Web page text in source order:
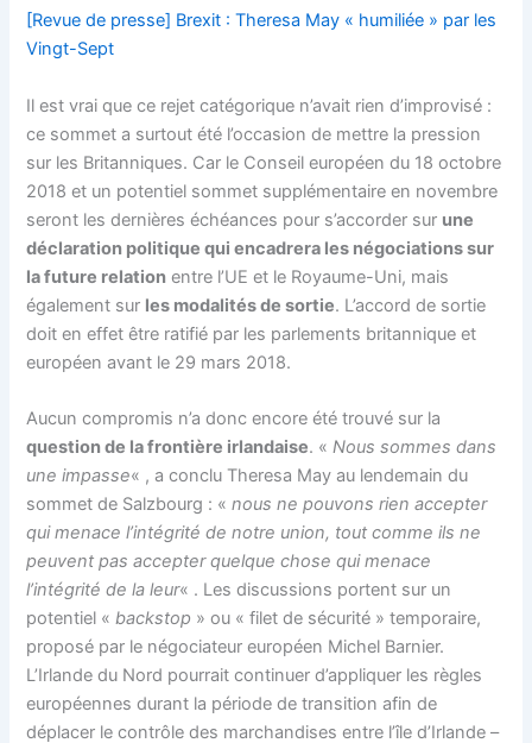
[Revue de presse] Brexit : Theresa May « humiliée » par les
Vingt-Sept
Il est vrai que ce rejet catégorique n’avait rien d’improvisé :
ce sommet a surtout été l’occasion de mettre la pression
sur les Britanniques. Car le Conseil européen du 18 octobre
2018 et un potentiel sommet supplémentaire en novembre
seront les dernières échéances pour s’accorder sur une
déclaration politique qui encadrera les négociations sur
la future relation entre l’UE et le Royaume-Uni, mais
également sur les modalités de sortie. L’accord de sortie
doit en effet être ratifié par les parlements britannique et
européen avant le 29 mars 2018.
Aucun compromis n’a donc encore été trouvé sur la
question de la frontière irlandaise. «Nous sommes dans
une impasse« , a conclu Theresa May au lendemain du
sommet de Salzbourg : «nous ne pouvons rien accepter
qui menace l’intégrité de notre union, tout comme ils ne
peuvent pas accepter quelque chose qui menace
l’intégrité de la leur« . Les discussions portent sur un
potentiel «backstop » ou « filet de sécurité » temporaire,
proposé par le négociateur européen Michel Barnier.
L’Irlande du Nord pourrait continuer d’appliquer les règles
européennes durant la période de transition afin de
déplacer le contrôle des marchandises entre l’île d’Irlande –